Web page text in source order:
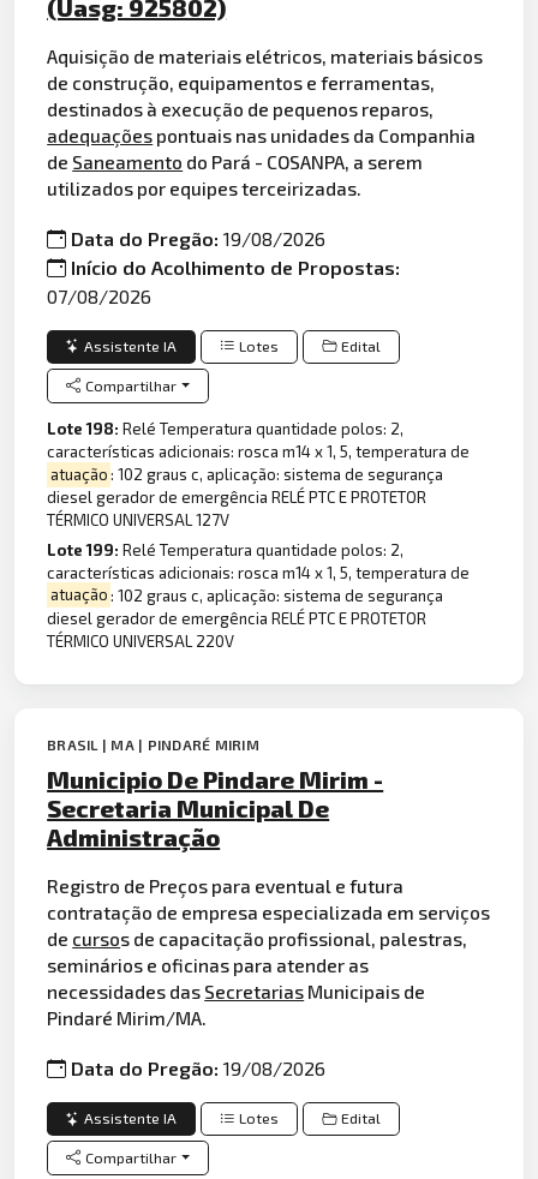
(Uasg: 925802)
Aquisição de materiais elétricos, materiais básicos
de construção, equipamentos e ferramentas,
destinados à execução de pequenos reparos,
adequações pontuais nas unidades da Companhia
de Saneamento do Pará - COSANPA, a serem
utilizados por equipes terceirizadas.
Data do Pregão:19/08/2026
Início do Acolhimento de Propostas:
07/08/2026
Assistente IA Lotes Edital
Compartilhar
Lote 198:Relé Temperatura quantidade polos: 2,
características adicionais: rosca m14 x 1, 5, temperatura de
atuação: 102 graus c, aplicação: sistema de segurança
diesel gerador de emergência RELÉ PTC E PROTETOR
TÉRMICO UNIVERSAL 127V
Lote 199:Relé Temperatura quantidade polos: 2,
características adicionais: rosca m14 x 1, 5, temperatura de
atuação: 102 graus c, aplicação: sistema de segurança
diesel gerador de emergência RELÉ PTC E PROTETOR
TÉRMICO UNIVERSAL 220V
BRASIL | MA | PINDARÉ MIRIM
Municipio De Pindare Mirim -
Secretaria Municipal De
Administração
Registro de Preços para eventual e futura
contratação de empresa especializada em serviços
de cursos de capacitação profissional, palestras,
seminários e oficinas para atender as
necessidades das Secretarias Municipais de
Pindaré Mirim/MA.
Data do Pregão:19/08/2026
Assistente IA Lotes Edital
Compartilhar